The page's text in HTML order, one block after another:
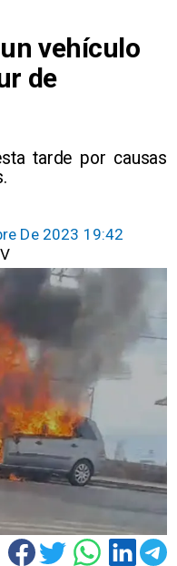
vehículo
de
tarde por causas
De 2023 19:42